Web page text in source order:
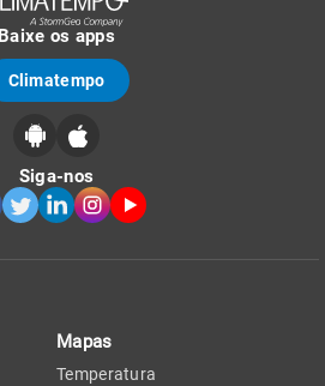
Baixe os apps
Climatempo
Siga-nos
Mapas
Temperatura